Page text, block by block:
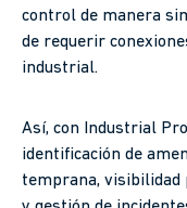
control de manera
de requerir
industrial.
Así, con Industrial
identificación de
temprana, visibilidad